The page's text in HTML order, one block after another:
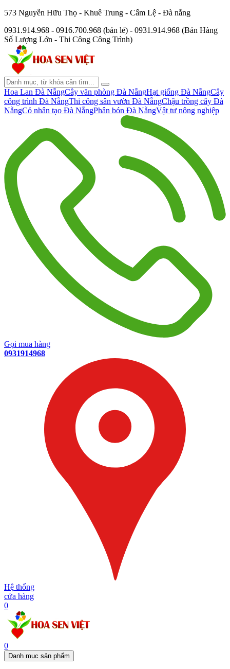
573 Nguyễn Hữu Thọ - Khuê Trung - Cẩm Lệ - Đà nẵng
0931.914.968 - 0916.700.968 (bán lẻ) - 0931.914.968 (Bán Hàng
Số Lượng Lớn - Thi Công Công Trình)
Hoa Lan Đà NẵngCây văn phòng Đà NẵngHạt giống Đà NẵngCây
công trình Đà NẵngThi công sân vườn Đà NẵngChậu trồng cây Đà
NẵngCỏ nhân tạo Đà NẵngPhân bón Đà NẵngVật tư nông nghiệp
Gọi mua hàng
0931914968
Hệ thống
cửa hàng
0
0
Danh mục sản phẩm